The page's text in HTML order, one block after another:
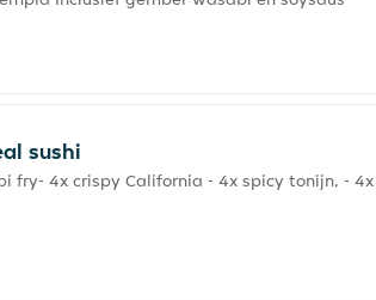
sushi
fry- 4x crispy California - 4x spicy tonijn, -